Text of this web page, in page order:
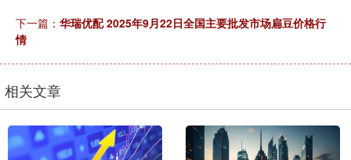
下一篇： 华瑞优配 2025年9月22日全国主要批发市场扁豆价格行
情
相关文章